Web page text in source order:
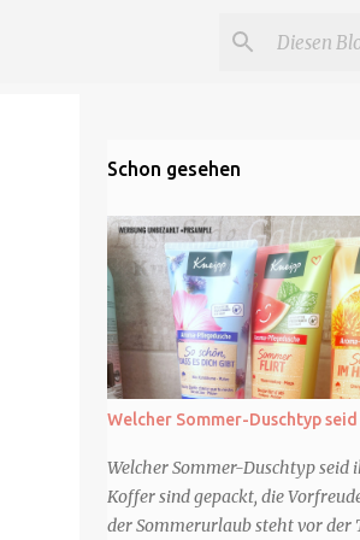
Schon gesehen
Welcher Sommer-Duschtyp seid
Welcher Sommer-Duschtyp seid
Koffer sind gepackt, die
der Sommerurlaub steht vor der